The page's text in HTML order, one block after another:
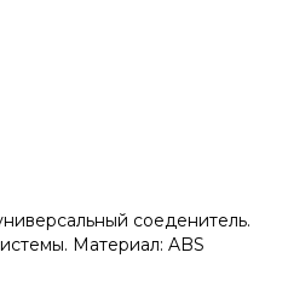
соеденитель.
Материал: ABS